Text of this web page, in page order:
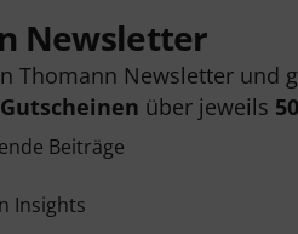
Newsletter
Thomann Newsletter und
über jeweils
Beiträge
Insights